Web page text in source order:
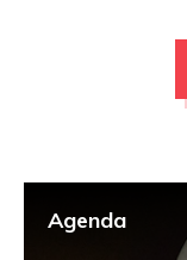
Agenda